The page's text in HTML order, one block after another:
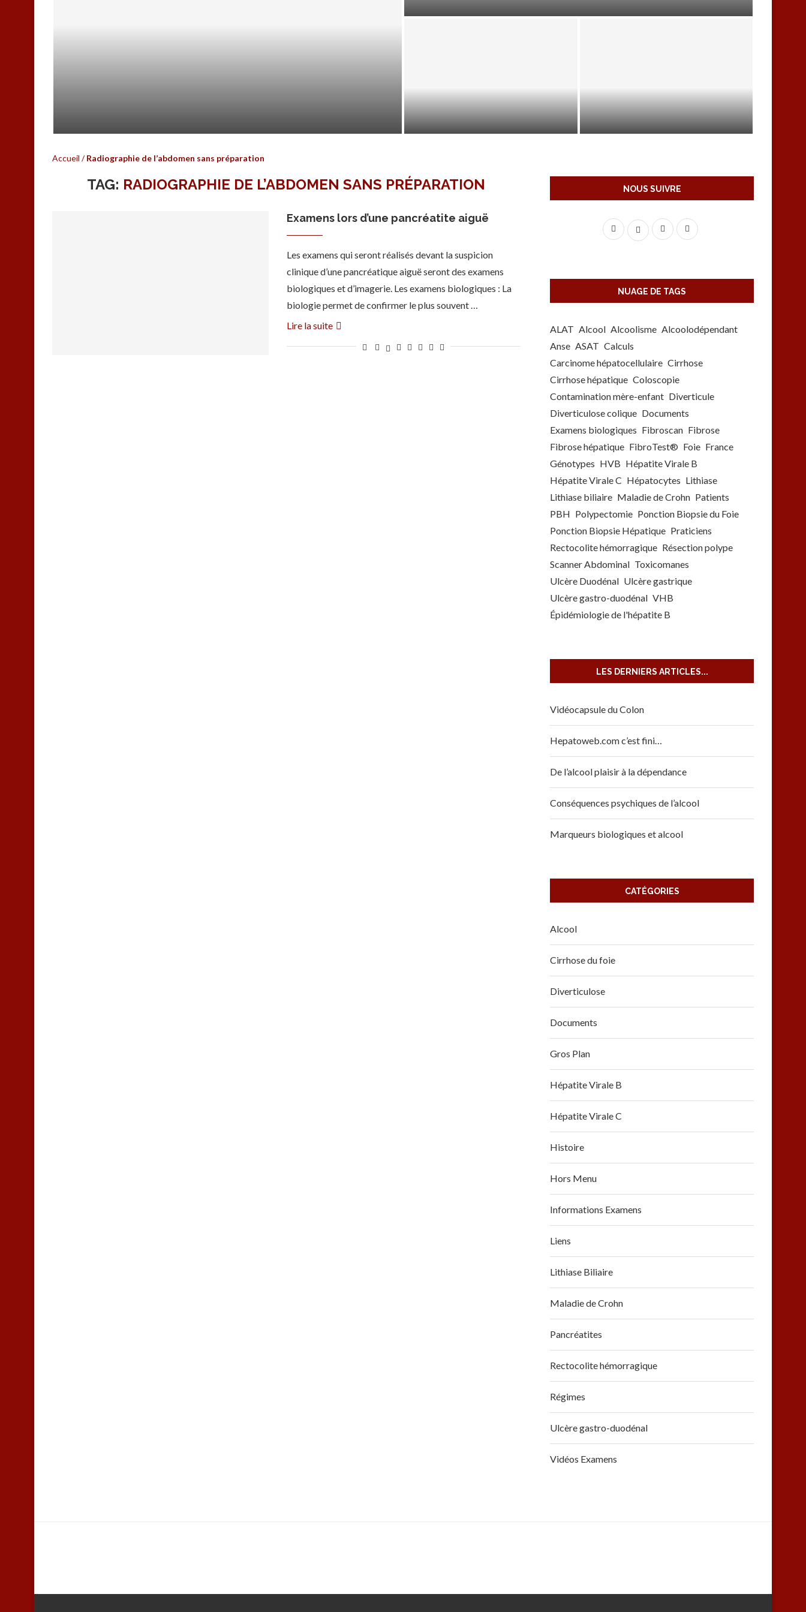
Accueil /Radiographie de l’abdomen sans préparation
TAG: RADIOGRAPHIE DE L’ABDOMEN SANS PRÉPARATION
Examens lors d’une pancréatite aiguë
Les examens qui seront réalisés devant la suspicion
clinique d’une pancréatique aiguë seront des examens
biologiques et d’imagerie. Les examens biologiques : La
biologie permet de confirmer le plus souvent …
Lire la suite
NOUS SUIVRE
NUAGE DE TAGS
ALAT Alcool Alcoolisme Alcoolodépendant
Anse ASAT Calculs
Carcinome hépatocellulaire Cirrhose
Cirrhose hépatique Coloscopie
Contamination mère-enfant Diverticule
Diverticulose colique Documents
Examens biologiques Fibroscan Fibrose
Fibrose hépatique FibroTest® Foie France
Génotypes HVB Hépatite Virale B
Hépatite Virale C Hépatocytes Lithiase
Lithiase biliaire Maladie de Crohn Patients
PBH Polypectomie Ponction Biopsie du Foie
Ponction Biopsie Hépatique Praticiens
Rectocolite hémorragique Résection polype
Scanner Abdominal Toxicomanes
Ulcère Duodénal Ulcère gastrique
Ulcère gastro-duodénal VHB
Épidémiologie de l'hépatite B
LES DERNIERS ARTICLES...
Vidéocapsule du Colon
Hepatoweb.com c’est fini…
De l’alcool plaisir à la dépendance
Conséquences psychiques de l’alcool
Marqueurs biologiques et alcool
CATÉGORIES
Alcool
Cirrhose du foie
Diverticulose
Documents
Gros Plan
Hépatite Virale B
Hépatite Virale C
Histoire
Hors Menu
Informations Examens
Liens
Lithiase Biliaire
Maladie de Crohn
Pancréatites
Rectocolite hémorragique
Régimes
Ulcère gastro-duodénal
Vidéos Examens